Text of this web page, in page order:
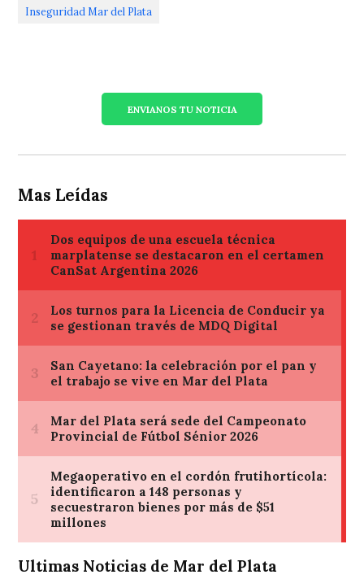
Inseguridad Mar del Plata
ENVIANOS TU NOTICIA
Mas Leídas
Ultimas Noticias de Mar del Plata